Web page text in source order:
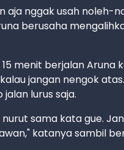
aja nggak usah noleh-
berusaha
15 menit berjalan Aruna
jangan nengok
lurus saja.
nurut sama kata gue.
katanya sambil